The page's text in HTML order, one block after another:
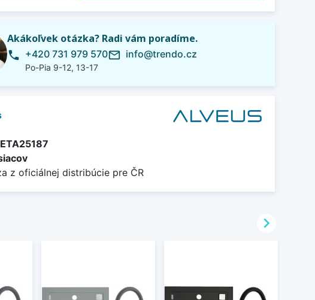
Akákoľvek otázka? Radi vám poradíme.
phone +420 731 979 570
Po-Pia 9-12, 13-17
mail_outline info@trendo.cz
z oficiálnej distribúcie pre ČR
